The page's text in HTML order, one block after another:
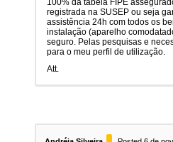
100% da tabela FIPE
registrada na SUSEP ou seja
assistência 24h com todos os
instalação (aparelho
seguro. Pelas pesquisas e
para o meu perfil de utilização.
Att.